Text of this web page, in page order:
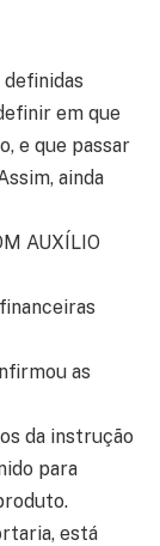
em que
e que passar
ainda
AUXÍLIO
as
da instrução
para
está